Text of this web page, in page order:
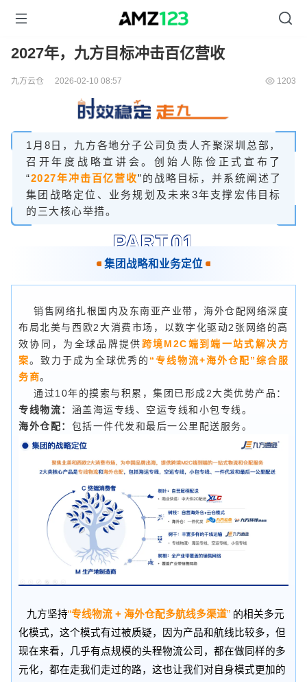
2027年，九方目标冲击百亿营收
九方云仓 2026-02-10 08:57 1203
1月8日，九方各地分子公司负责人齐聚深圳总部，
召开年度战略宣讲会。创始人陈俭正式宣布了
“2027年冲击百亿营收”的战略目标，并系统阐述了
集团战略定位、业务规划及未来3年支撑宏伟目标
的三大核心举措。
PART.01
集团战略和业务定位
销售网络扎根国内及东南亚产业带，海外仓配网络深度
布局北美与西欧2大消费市场，以数字化驱动2张网络的高
效协同，为全球品牌提供跨境M2C端到端一站式解决方
案。致力于成为全球优秀的 “专线物流+海外仓配”综合服
务商。
通过10年的摸索与积累，集团已形成2大类优势产品：
专线物流： 涵盖海运专线、空运专线和小包专线。
海外仓配： 包括一件代发和最后一公里配送服务。
九方坚持“专线物流 + 海外仓配多航线多渠道” 的相关多元
化模式，这个模式有过被质疑，因为产品和航线比较多，但
现在来看，几乎有点规模的头程物流公司，都在做同样的多
元化，都在走我们走过的路，这也让我们对自身模式更加的